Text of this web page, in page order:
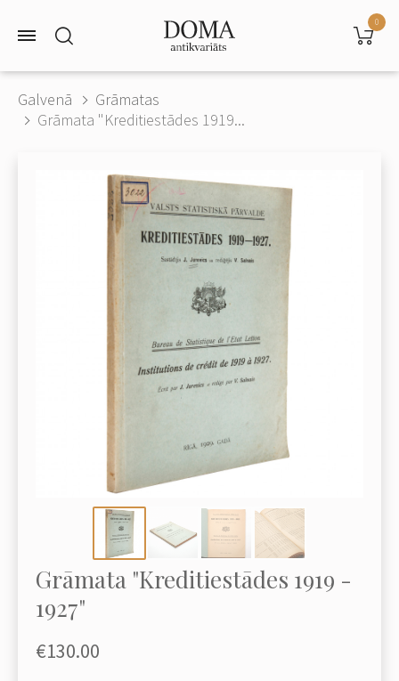
0
Galvenā
Grāmatas
Grāmata "Kreditiestādes 1919...
Grāmata "Kreditiestādes 1919 -
1927"
€130.00